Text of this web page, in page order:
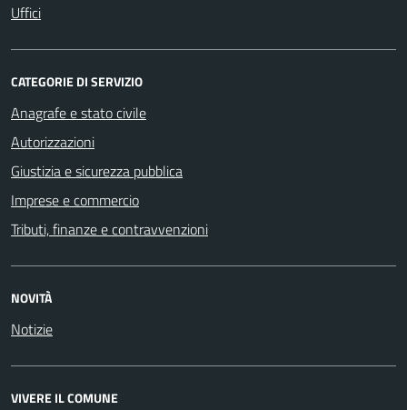
Uffici
CATEGORIE DI SERVIZIO
Anagrafe e stato civile
Autorizzazioni
Giustizia e sicurezza pubblica
Imprese e commercio
Tributi, finanze e contravvenzioni
NOVITÀ
Notizie
VIVERE IL COMUNE